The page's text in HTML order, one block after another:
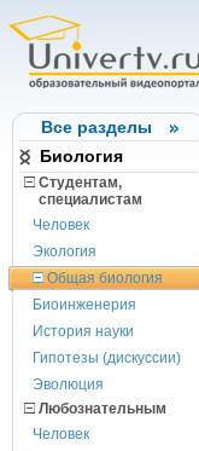
Все разделы
Биология
Студентам,
cпециалистам
Человек
Экология
Общая биология
Биоинженерия
История науки
Гипотезы (дискуссии)
Эволюция
Любознательным
Человек